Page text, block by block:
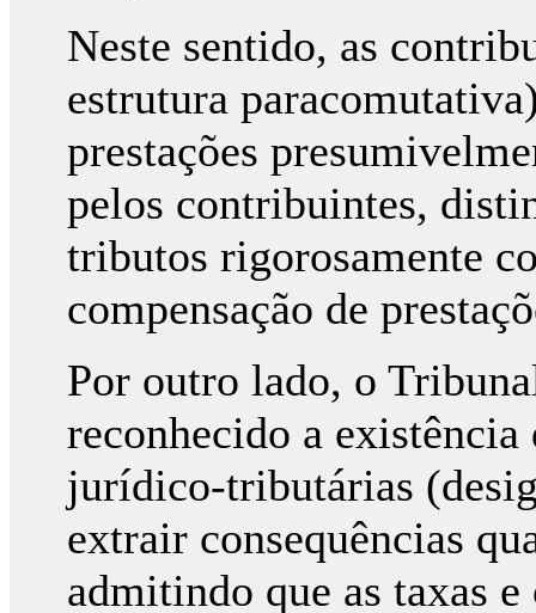
Neste sentido, as
estrutura
prestações
pelos contribuintes,
tributos rigorosamente
compensação de
Por outro lado, o
reconhecido a existência
jurídico-tributárias
extrair consequências
admitindo que as taxas